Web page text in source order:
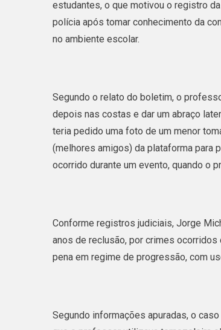
estudantes, o que motivou o registro
polícia após tomar conhecimento da
no ambiente escolar.
Segundo o relato do boletim, o
depois nas costas e dar um abraço
teria pedido uma foto de um menor
(melhores amigos) da plataforma para
ocorrido durante um evento, quando o
Conforme registros judiciais, Jorge
anos de reclusão, por crimes ocorridos
pena em regime de progressão, com
Segundo informações apuradas, o